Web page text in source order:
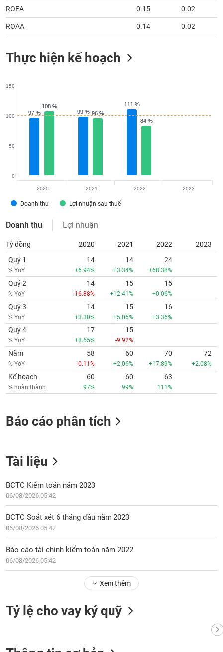
ROEA 0.15 0.02
ROAA 0.14 0.02
Thực hiện kế hoạch
97 %
97 % 99 %
99 %
111 %
111 %
108 %
108 %
96 %
96 %
84 %
84 %
Doanh thu Lợi nhuận sau thuế
0
50
100
150
2020 2021 2022 2023
Doanh thu Lợi nhuận
Tỷ đồng 2020 2021 2022
2023
Quý 1
% YoY
14
+6.94%
14
+3.34%
24
+68.38%
Quý 2
% YoY
14
-16.88%
15
+12.41%
15
+0.06%
Quý 3
% YoY
14
+3.30%
15
+5.05%
16
+3.36%
Quý 4
% YoY
17
+8.65%
15
-9.92%
Năm
% YoY
58
-0.11%
60
+2.06%
70
+17.89%
72
+2.08%
Kế hoạch
% hoàn thành
60
97%
60
99%
63
111%
Báo cáo phân tích
Tài liệu
BCTC Kiểm toán năm 2023
06/08/2026 05:42
BCTC Soát xét 6 tháng đầu năm 2023
06/08/2026 05:42
Báo cáo tài chính kiểm toán năm 2022
06/08/2026 05:42
Xem thêm
Tỷ lệ cho vay ký quỹ
Công
đầu
tư
Truyền
thông
tài